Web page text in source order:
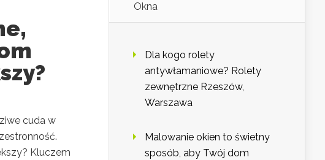
cuda w
Kluczem
Okna
Dla kogo rolety
antywłamaniowe? Rolety
zewnętrzne Rzeszów,
Warszawa
Malowanie okien to świetny
sposób, aby Twój dom